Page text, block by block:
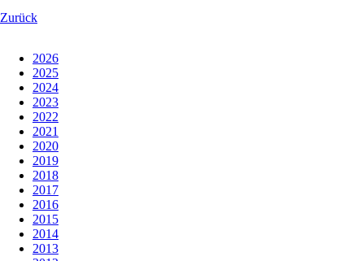
Zurück
2026
2025
2024
2023
2022
2021
2020
2019
2018
2017
2016
2015
2014
2013